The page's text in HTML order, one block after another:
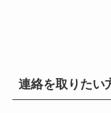
連絡を取りたい